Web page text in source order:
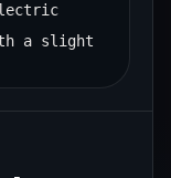
a slight
heart,